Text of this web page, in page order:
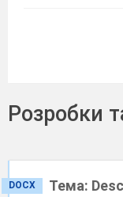
Розробки
DOCX Тема: